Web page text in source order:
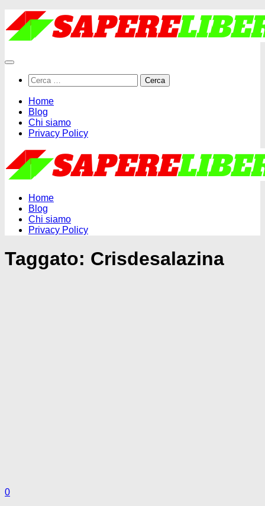
Salta
al
contenuto
Ricerca
per:
Home
Blog
Chi siamo
Privacy Policy
Home
Blog
Chi siamo
Privacy Policy
Taggato: Crisdesalazina
0